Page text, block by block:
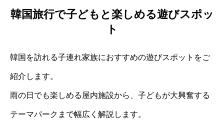
韓国旅行で子どもと楽しめる遊びスポッ
ト
韓国を訪れる子連れ家族におすすめの遊びスポットをご
紹介します。
雨の日でも楽しめる屋内施設から、子どもが大興奮する
テーマパークまで幅広く解説します。